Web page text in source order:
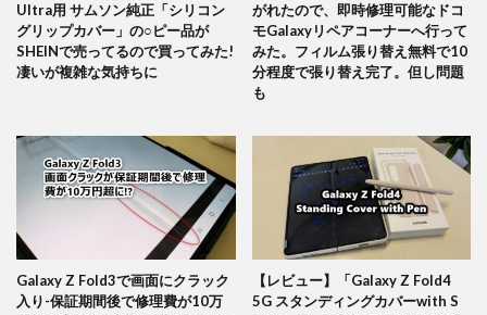
Ultra用 サムソン純正「シリコン
グリップカバー」の○ピー品が
SHEINで売ってるので買ってみた!
凄いが複雑な気持ちに
がれたので、即時修理可能なドコ
モGalaxyリペアコーナーへ行って
みた。フィルム張り替え無料で10
分程度で張り替え完了。但し問題
も
Galaxy Z Fold3で画面にクラック
入り-保証期間後で修理費が10万
【レビュー】「Galaxy Z Fold4
5G スタンディングカバーwith S